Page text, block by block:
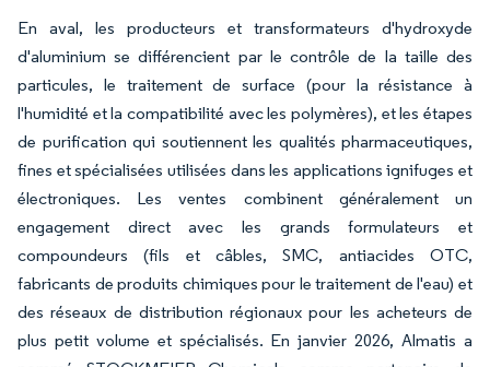
En aval, les producteurs et transformateurs d'hydroxyde
d'aluminium se différencient par le contrôle de la taille des
particules, le traitement de surface (pour la résistance à
l'humidité et la compatibilité avec les polymères), et les étapes
de purification qui soutiennent les qualités pharmaceutiques,
fines et spécialisées utilisées dans les applications ignifuges et
électroniques. Les ventes combinent généralement un
engagement direct avec les grands formulateurs et
compoundeurs (fils et câbles, SMC, antiacides OTC,
fabricants de produits chimiques pour le traitement de l'eau) et
des réseaux de distribution régionaux pour les acheteurs de
plus petit volume et spécialisés. En janvier 2026, Almatis a